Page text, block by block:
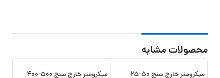
محصولات مشابه
میکرومتر خارج سنج 50-25
میکرومتر خارج سنج 500-400